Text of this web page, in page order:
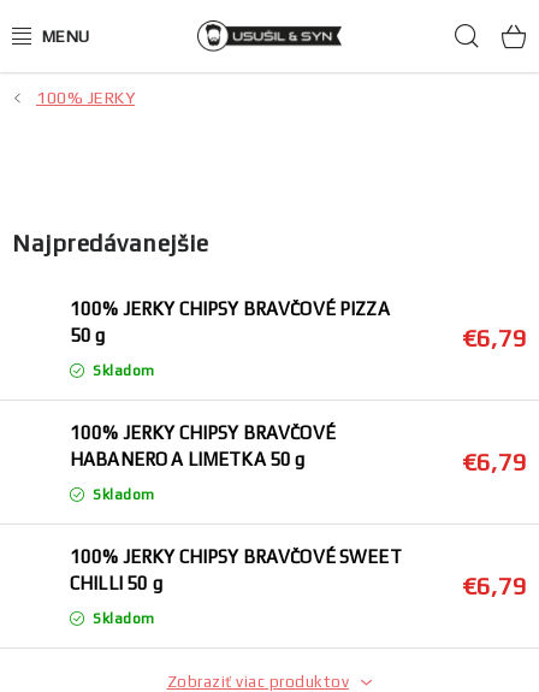
na
JERKY ako darček
100% JERKY
Hovädzie
Kačacie
Bravčové
Zverinové
Morčacie
Limitky
100% JERKY
Najpredávanejšie
100% JERKY CHIPSY BRAVČOVÉ PIZZA
50 g
Skladom
€6,79
100% JERKY CHIPSY BRAVČOVÉ
HABANERO A LIMETKA 50 g
Skladom
€6,79
100% JERKY CHIPSY BRAVČOVÉ SWEET
CHILLI 50 g
Skladom
€6,79
Zobraziť viac produktov